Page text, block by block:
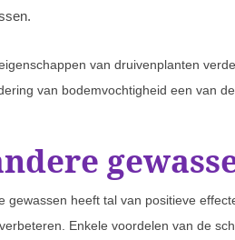
van druivenplanten
van bodemvochtigheid een van
heeft tal van positieve
Enkele voordelen van de